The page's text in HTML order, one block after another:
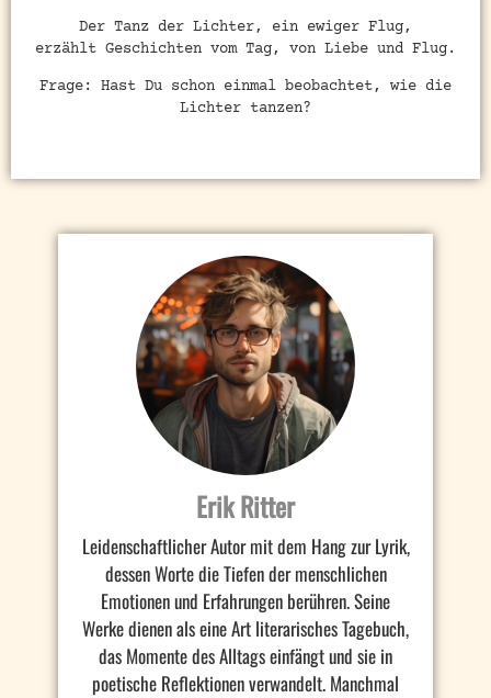
Der Tanz der Lichter, ein ewiger Flug,
erzählt Geschichten vom Tag, von Liebe und Flug.
Frage: Hast Du schon einmal beobachtet, wie die
Lichter tanzen?
Erik Ritter
Leidenschaftlicher Autor mit dem Hang zur Lyrik,
dessen Worte die Tiefen der menschlichen
Emotionen und Erfahrungen berühren. Seine
Werke dienen als eine Art literarisches Tagebuch,
das Momente des Alltags einfängt und sie in
poetische Reflektionen verwandelt. Manchmal